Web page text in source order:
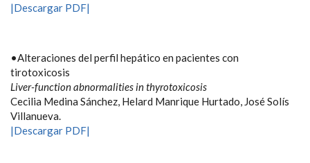
|Descargar PDF|
•Alteraciones del perfil hepático en pacientes con
tirotoxicosis
Liver-function abnormalities in thyrotoxicosis
Cecilia Medina Sánchez, Helard Manrique Hurtado, José Solís
Villanueva.
|Descargar PDF|